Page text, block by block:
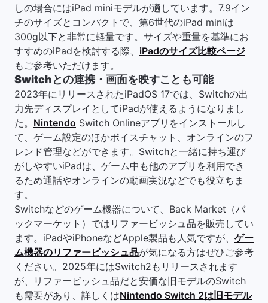
しの場合にはiPad miniモデルが適しています。7.9イン
チのサイズとコンパクトで、第6世代のiPad miniは
300g以下と非常に軽量です。サイズや重量を基準にお
すすめのiPadを検討する際、 iPadのサイズ比較ページ
もご参考いただけます。
Switchとの連携・画面を映すことも可能
2023年にリリースされたiPadOS 17では、Switchの出
力先ディスプレイとしてiPadが使えるようになりまし
た。 Nintendo Switch Onlineアプリをインストールし
て、ゲーム設定のほかボイスチャット、オンラインのフ
レンド管理などができます。Switchと一緒に持ち運び
がしやすいiPadは、ゲーム中も他のアプリを利用でき
るため通話やオンラインの動画実況などでも役立ちま
す。
Switchなどのゲーム機器について、Back Market（バ
ックマーケット）ではリファービッシュ品を販売してい
ます。iPadやiPhoneなどApple製品も人気ですが、 ゲー
ム機器のリファービッシュ品が気になる方はぜひご参考
ください。2025年にはSwitch2もリリースされます
が、リファービッシュ品だと安価な旧モデルのSwitch
も需要があり、詳しくはNintendo Switch 2は旧モデル